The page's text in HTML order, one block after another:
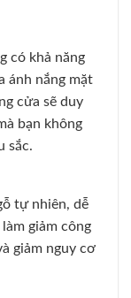
có khả năng
ánh nắng mặt
cửa sẽ duy
bạn không
sắc.
tự nhiên, dễ
giảm công
giảm nguy cơ